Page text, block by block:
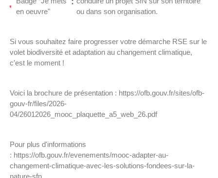
en oeuvre"
ou dans son organisation.
Si vous souhaitez faire progresser votre démarche RSE sur le
volet biodiversité et adaptation au changement climatique,
c'est le moment !
Voici la brochure de présentation : https://ofb.gouv.fr/sites/ofb-
gouv-fr/files/2026-
04/26012026_mooc_plaquette_a5_web_26.pdf
Pour plus d'informations
: https://ofb.gouv.fr/evenements/mooc-adapter-au-
changement-climatique-avec-les-solutions-fondees-sur-la-
nature-sfn